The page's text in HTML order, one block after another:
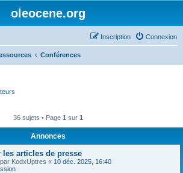
oleocene.org
Connexion
Inscription
Conférences
36 sujets • Page 1 sur 1
Annonces
articles de presse
KodxUptres « 10 déc. 2025, 16:40